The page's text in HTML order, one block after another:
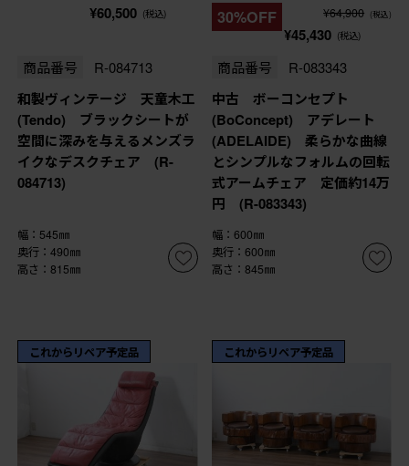
¥60,500 (税込)
商品番号 R-084713
和製ヴィンテージ 天童木工
(Tendo) ブラックシートが
空間に深みを与えるメンズラ
イクなデスクチェア (R-
084713)
幅：545㎜
奥行：490㎜
高さ：815㎜
30%OFF ¥64,900 (税込)
¥45,430 (税込)
商品番号 R-083343
中古 ボーコンセプト
(BoConcept) アデレート
(ADELAIDE) 柔らかな曲線
とシンプルなフォルムの回転
式アームチェア 定価約14万
円 (R-083343)
幅：600㎜
奥行：600㎜
高さ：845㎜
これからリペア予定品 これからリペア予定品